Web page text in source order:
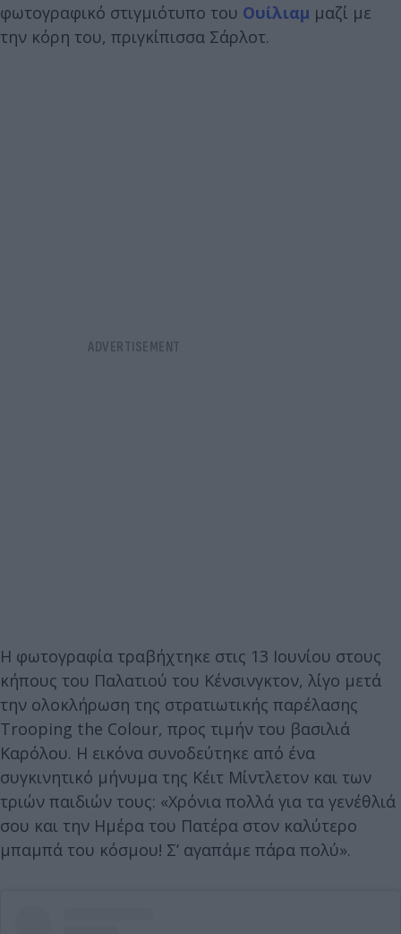
φωτογραφικό στιγμιότυπο του Ουίλιαμ μαζί με
την κόρη του, πριγκίπισσα Σάρλοτ.
Η φωτογραφία τραβήχτηκε στις 13 Ιουνίου στους
κήπους του Παλατιού του Κένσινγκτον, λίγο μετά
την ολοκλήρωση της στρατιωτικής παρέλασης
Trooping the Colour, προς τιμήν του βασιλιά
Καρόλου. Η εικόνα συνοδεύτηκε από ένα
συγκινητικό μήνυμα της Κέιτ Μίντλετον και των
τριών παιδιών τους: «Χρόνια πολλά για τα γενέθλιά
σου και την Ημέρα του Πατέρα στον καλύτερο
μπαμπά του κόσμου! Σ’ αγαπάμε πάρα πολύ».